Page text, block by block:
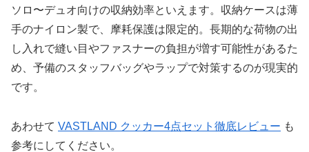
ソロ〜デュオ向けの収納効率といえます。収納ケースは薄
手のナイロン製で、摩耗保護は限定的。長期的な荷物の出
し入れで縫い目やファスナーの負担が増す可能性があるた
め、予備のスタッフバッグやラップで対策するのが現実的
です。
あわせて VASTLAND クッカー4点セット徹底レビュー も
参考にしてください。